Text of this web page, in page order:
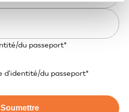
du passeport*
d'identité/du passeport*